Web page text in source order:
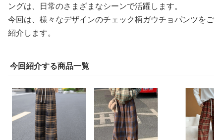
ングは、日常のさまざまなシーンで活躍します。
今回は、様々なデザインのチェック柄ガウチョパンツをご
紹介します。
今回紹介する商品一覧